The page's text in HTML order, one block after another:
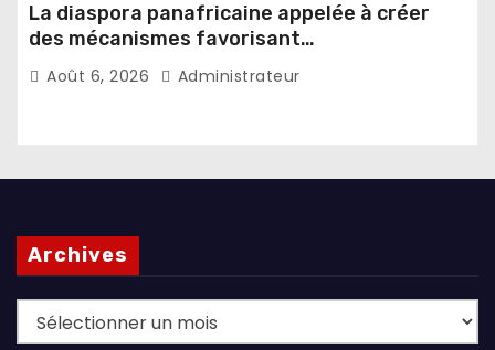
La diaspora panafricaine appelée à créer
des mécanismes favorisant
l’investissement dans les pays d’origine
Août 6, 2026 Administrateur
Archives
Archives